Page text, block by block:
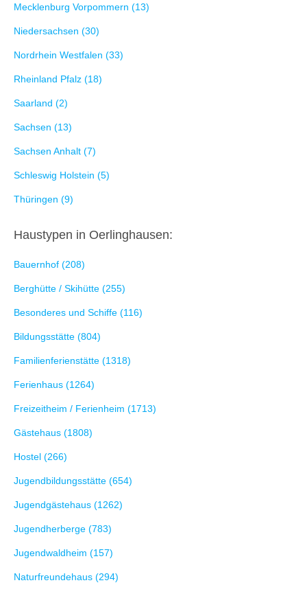
Mecklenburg Vorpommern (13)
Niedersachsen (30)
Nordrhein Westfalen (33)
Rheinland Pfalz (18)
Saarland (2)
Sachsen (13)
Sachsen Anhalt (7)
Schleswig Holstein (5)
Thüringen (9)
Haustypen in Oerlinghausen:
Bauernhof (208)
Berghütte / Skihütte (255)
Besonderes und Schiffe (116)
Bildungsstätte (804)
Familienferienstätte (1318)
Ferienhaus (1264)
Freizeitheim / Ferienheim (1713)
Gästehaus (1808)
Hostel (266)
Jugendbildungsstätte (654)
Jugendgästehaus (1262)
Jugendherberge (783)
Jugendwaldheim (157)
Naturfreundehaus (294)